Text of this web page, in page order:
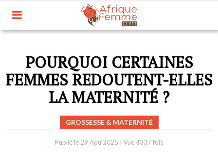
POURQUOI CERTAINES
FEMMES REDOUTENT-ELLES
LA MATERNITÉ ?
GROSSESSE & MATERNITÉ
Publié le 29 Aoû 2025 Vue 4337 fois